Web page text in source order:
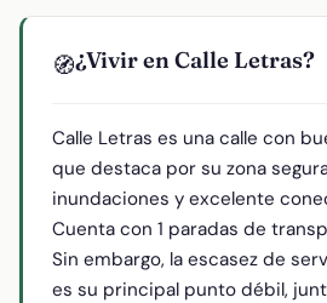
🧭¿Vivir en Calle Letras?
Calle Letras es una calle con
que destaca por su zona
inundaciones y excelente
Cuenta con 1 paradas de
Sin embargo, la escasez de
es su principal punto débil,